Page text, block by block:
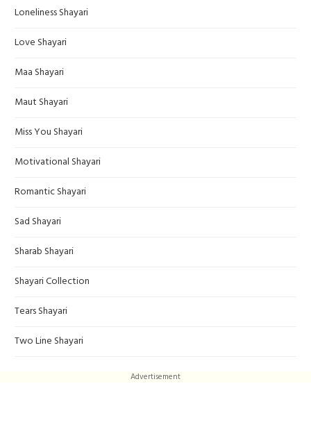
Loneliness Shayari
Love Shayari
Maa Shayari
Maut Shayari
Miss You Shayari
Motivational Shayari
Romantic Shayari
Sad Shayari
Sharab Shayari
Shayari Collection
Tears Shayari
Two Line Shayari
Advertisement